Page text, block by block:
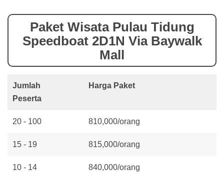
Paket Wisata Pulau Tidung
Speedboat 2D1N Via Baywalk
Mall
Jumlah
Peserta
Harga Paket
20 - 100 810,000/orang
15 - 19 815,000/orang
10 - 14 840,000/orang